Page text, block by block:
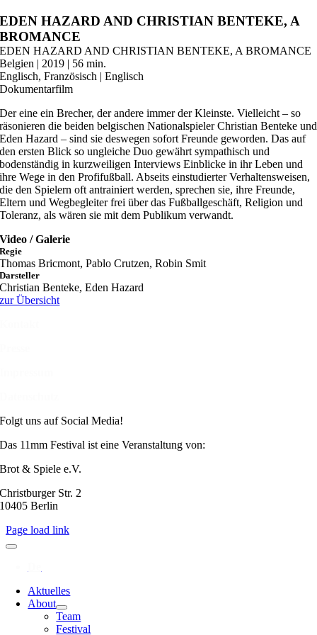
Zum
Inhalt
springen
EDEN HAZARD AND CHRISTIAN BENTEKE, A
BROMANCE
EDEN HAZARD AND CHRISTIAN BENTEKE, A BROMANCE
Belgien | 2019 | 56 min.
Englisch, Französisch | Englisch
Dokumentarfilm
Der eine ein Brecher, der andere immer der Kleinste. Vielleicht – so
räsonieren die beiden belgischen Nationalspieler Christian Benteke und
Eden Hazard – sind sie deswegen sofort Freunde geworden. Das auf
den ersten Blick so ungleiche Duo gewährt sympathisch und
bodenständig in kurzweiligen Interviews Einblicke in ihr Leben und
ihre Wege in den Profifußball. Abseits einstudierter Verhaltensweisen,
die den Spielern oft antrainiert werden, sprechen sie, ihre Freunde,
Eltern und Wegbegleiter frei über das Fußballgeschäft, Religion und
Toleranz, als wären sie mit dem Publikum verwandt.
Video / Galerie
Regie
Thomas Bricmont, Pablo Crutzen, Robin Smit
Darsteller
Christian Benteke, Eden Hazard
zur Übersicht
Folgt uns auf Social Media!
Das 11mm Festival ist eine Veranstaltung von:
Brot & Spiele e.V.
Christburger Str. 2
10405 Berlin
Page load link
Aktuelles
About
Team
Festival